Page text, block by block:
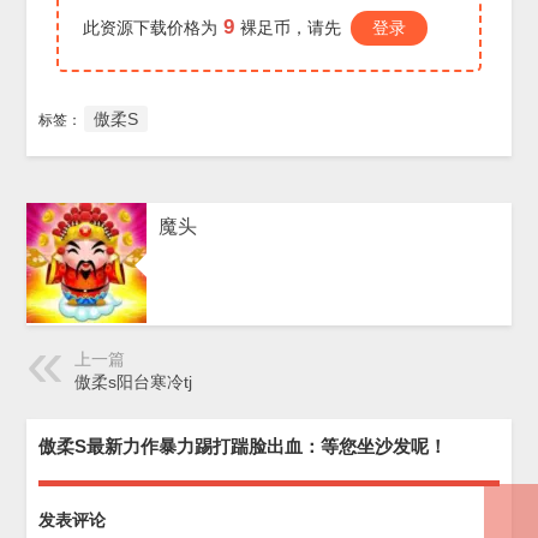
此资源下载价格为 9 裸足币，请先 登录
标签： 傲柔S
魔头
上一篇
傲柔s阳台寒冷tj
傲柔S最新力作暴力踢打踹脸出血：等您坐沙发呢！
发表评论